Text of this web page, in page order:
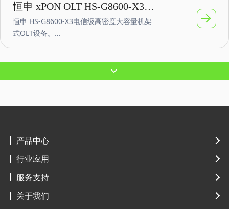
恒申 xPON OLT HS-G8600-X3机
筐式机架式OLT多业务大容量
恒申 HS-G8600-X3电信级高密度大容量机架
式OLT设备。
PON口链路保护，双交换控制板保护，双电
个GPON口、80个10G-EPON口；
高可靠性：无源背板设计，双星型总线结
主干光纤冗余保护、全保护等光链路保护；
风扇冗余设计；
产品中心
行业应用
服务支持
关于我们